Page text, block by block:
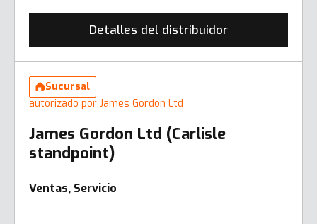
Detalles del distribuidor
Sucursal
autorizado por James Gordon Ltd
James Gordon Ltd (Carlisle
standpoint)
Ventas, Servicio